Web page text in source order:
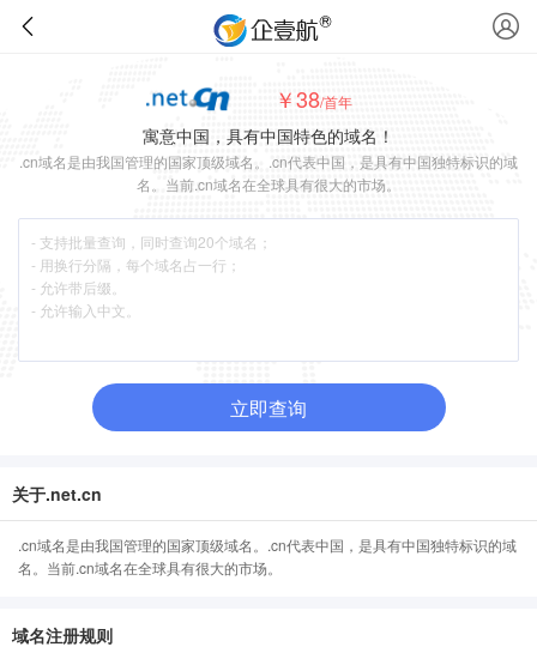
￥38/首年
寓意中国，具有中国特色的域名！
.cn域名是由我国管理的国家顶级域名。.cn代表中国，是具有中国独特标识的域
名。当前.cn域名在全球具有很大的市场。
立即查询
关于.net.cn
.cn域名是由我国管理的国家顶级域名。.cn代表中国，是具有中国独特标识的域
名。当前.cn域名在全球具有很大的市场。
域名注册规则